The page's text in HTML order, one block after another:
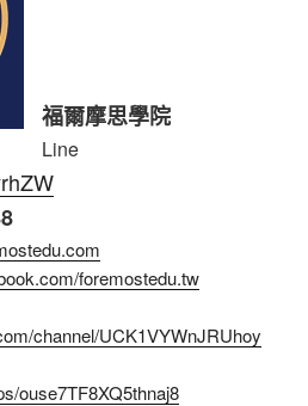
福爾摩思學院
Line
foremostedu.tw
channel/UCK1VYWnJRUhoy
ouse7TF8XQ5thnaj8